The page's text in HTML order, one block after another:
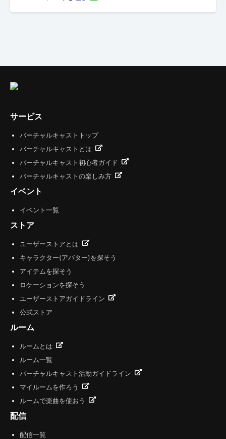
サービス
バーチャルキャストトップ
バーチャルキャストとは
バーチャルキャスト初心者ガイド
バーチャルキャストの楽しみ方
イベント
イベント一覧
ストア
ユーザーストアとは
キャラクター(アバター)を探そう
アイテムを探そう
ロケーションを探そう
ユーザーストアガイドライン
公式ストア
ルーム
ルームとは
ルーム一覧
バーチャルキャスト活動ガイドライン
マイルームを作ろう
ルームで楽曲を使おう
配信
配信一覧